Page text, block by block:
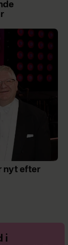
nyt efter
i